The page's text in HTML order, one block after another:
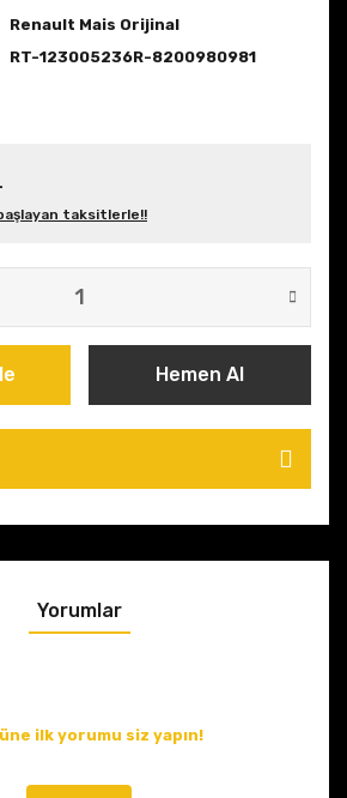
Renault Mais Orijinal
RT-123005236R-8200980981
taksitlerle!!
Hemen Al
Yorumlar
ilk yorumu siz yapın!